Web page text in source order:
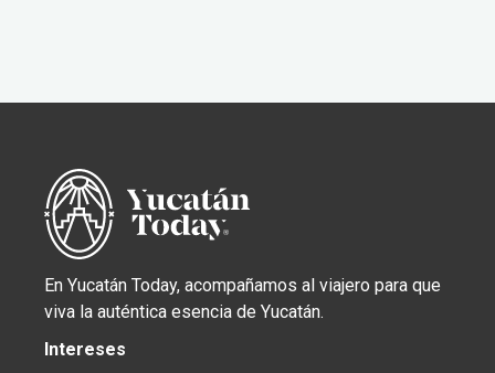
En Yucatán Today, acompañamos al viajero para que
viva la auténtica esencia de Yucatán.
Intereses